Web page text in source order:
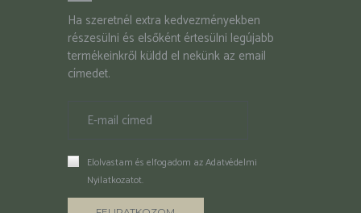
Ha szeretnél extra kedvezményekben
részesülni és elsőként értesülni legújabb
termékeinkről küldd el nekünk az email
címedet.
Elolvastam és elfogadom azAdatvédelmi
Nyilatkozatot.